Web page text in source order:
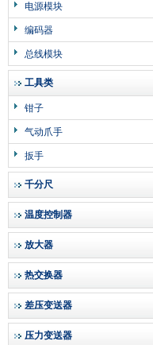
电源模块
编码器
总线模块
工具类
钳子
气动爪手
扳手
千分尺
温度控制器
放大器
热交换器
差压变送器
压力变送器